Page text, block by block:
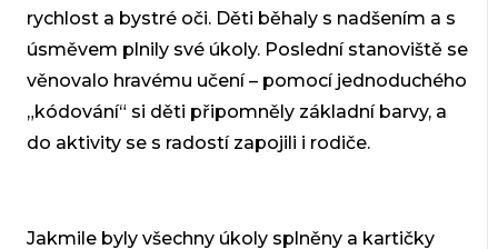
rychlost a bystré oči. Děti běhaly s nadšením a s
úsměvem plnily své úkoly. Poslední stanoviště se
věnovalo hravému učení – pomocí jednoduchého
„kódování“ si děti připomněly základní barvy, a
do aktivity se s radostí zapojili i rodiče.
Jakmile byly všechny úkoly splněny a kartičky